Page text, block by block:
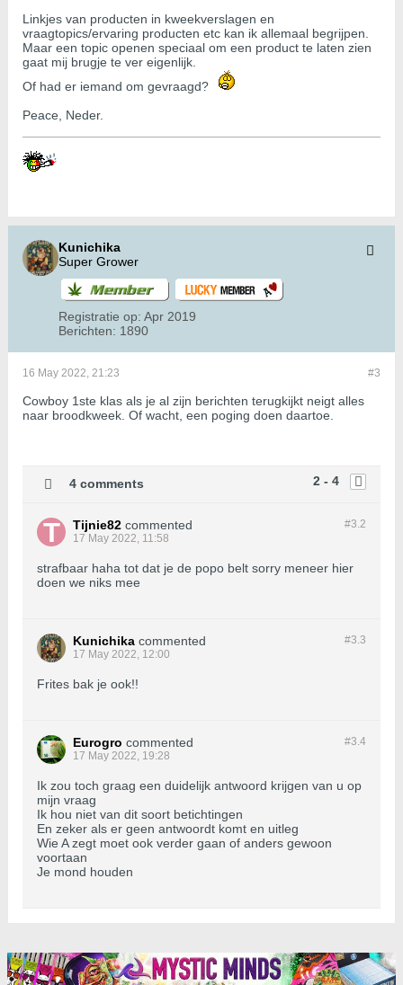
Linkjes van producten in kweekverslagen en
vraagtopics/ervaring producten etc kan ik allemaal begrijpen.
Maar een topic openen speciaal om een product te laten zien
gaat mij brugje te ver eigenlijk.
Of had er iemand om gevraagd?
Peace, Neder.
Kunichika
Super Grower
Registratie op: Apr 2019
Berichten: 1890
#3
16 May 2022, 21:23
Cowboy 1ste klas als je al zijn berichten terugkijkt neigt alles
naar broodkweek. Of wacht, een poging doen daartoe.
2 - 4
4 comments
#3.2
Tijnie82 commented
17 May 2022, 11:58
strafbaar haha tot dat je de popo belt sorry meneer hier
doen we niks mee
#3.3
Kunichika commented
17 May 2022, 12:00
Frites bak je ook!!
#3.4
Eurogro commented
17 May 2022, 19:28
Ik zou toch graag een duidelijk antwoord krijgen van u op
mijn vraag
Ik hou niet van dit soort betichtingen
En zeker als er geen antwoordt komt en uitleg
Wie A zegt moet ook verder gaan of anders gewoon
voortaan
Je mond houden